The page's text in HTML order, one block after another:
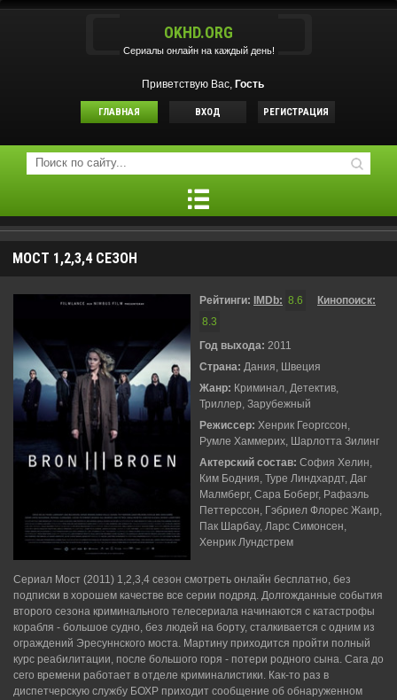
OKHD.ORG
Сериалы онлайн на каждый день!
Приветствую Вас, Гость
ГЛАВНАЯ ВХОД РЕГИСТРАЦИЯ
МОСТ 1,2,3,4 СЕЗОН
Рейтинги: IMDb: 8.6
Кинопоиск:
8.3
Год выхода: 2011
Страна: Дания, Швеция
Жанр: Криминал, Детектив,
Триллер, Зарубежный
Режиссер: Хенрик Георгссон,
Румле Хаммерих, Шарлотта Зилинг
Актерский состав: София Хелин,
Ким Бодния, Туре Линдхардт, Даг
Малмберг, Сара Боберг, Рафаэль
Петтерссон, Гэбриел Флорес Жаир,
Пак Шарбау, Ларс Симонсен,
Хенрик Лундстрем
Сериал Мост (2011) 1,2,3,4 сезон смотреть онлайн бесплатно, без
подписки в хорошем качестве все серии подряд. Долгожданные события
второго сезона криминального телесериала начинаются с катастрофы
корабля - большое судно, без людей на борту, сталкивается с одним из
ограждений Эресуннского моста. Мартину приходится пройти полный
курс реабилитации, после большого горя - потери родного сына. Сага до
сего времени работает в отделе криминалистики. Как-то раз в
диспетчерскую службу БОХР приходит сообщение об обнаруженном